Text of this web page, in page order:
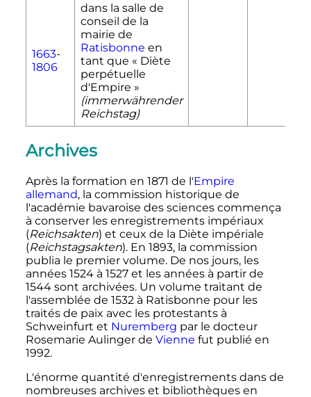
1663-
1806
dans la salle de
conseil de la
mairie de
Ratisbonne en
tant que « Diète
perpétuelle
d'Empire »
(immerwährender
Reichstag)
Archives
Après la formation en 1871 de l'Empire
allemand, la commission historique de
l'académie bavaroise des sciences commença
à conserver les enregistrements impériaux
(Reichsakten) et ceux de la Diète impériale
(Reichstagsakten). En 1893, la commission
publia le premier volume. De nos jours, les
années 1524 à 1527 et les années à partir de
1544 sont archivées. Un volume traitant de
l'assemblée de 1532 à Ratisbonne pour les
traités de paix avec les protestants à
Schweinfurt et Nuremberg par le docteur
Rosemarie Aulinger de Vienne fut publié en
1992.
L'énorme quantité d'enregistrements dans de
nombreuses archives et bibliothèques en